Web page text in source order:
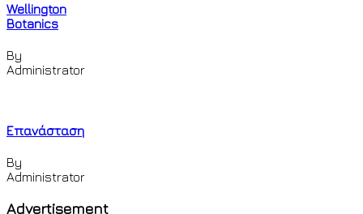
Wellington
Botanics
By
Administrator
Επανάσταση
By
Administrator
Advertisement